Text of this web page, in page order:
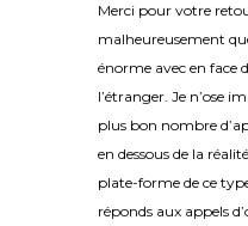
Merci pour votre
malheureusement
énorme avec en face
l’étranger. Je n’ose
plus bon nombre
en dessous de la
plate-forme de ce
réponds aux appels